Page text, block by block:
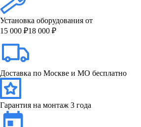
Установка оборудования от
15 000 ₽18 000 ₽
Доставка по Москве и МО бесплатно
Гарантия на монтаж 3 года